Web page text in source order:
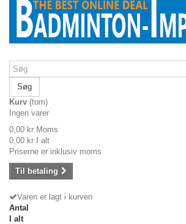
Søg
Kurv (tom)
Ingen varer
0,00 kr Moms
0,00 kr I alt
Priserne er inklusiv moms
Til betaling
Varen er lagt i kurven
Antal
I alt